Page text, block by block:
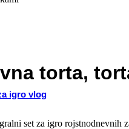
igro vlog
Senzorične
Kompleti in
torta,
set za igro rojstnodnevnih